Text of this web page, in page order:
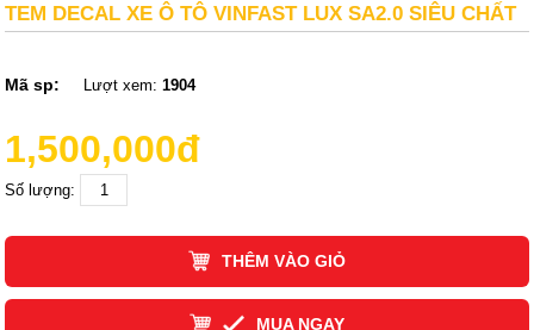
TEM DECAL XE Ô TÔ VINFAST LUX SA2.0 SIÊU CHẤT
Mã sp: Lượt xem:1904
1,500,000đ
Số lượng:
THÊM VÀO GIỎ
MUA NGAY